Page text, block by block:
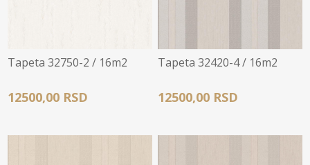
Tapeta 32750-2 / 16m2
12500,00 RSD
Tapeta 32420-4 / 16m2
12500,00 RSD